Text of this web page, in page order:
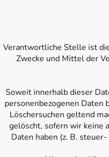
Verantwortliche Stelle ist
Zwecke und Mittel der
Soweit innerhalb dieser
personenbezogenen Daten
Löschersuchen geltend
gelöscht, sofern wir keine
Daten haben (z. B.